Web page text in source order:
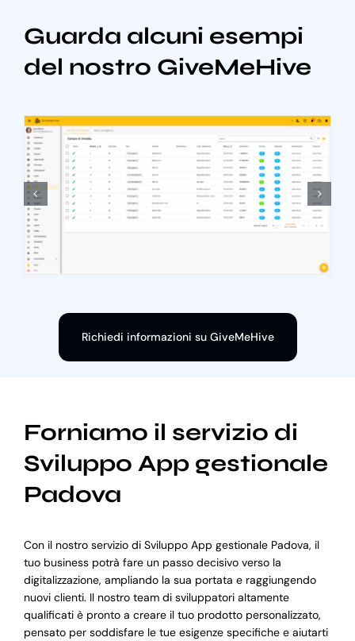
Guarda alcuni esempi
del nostro GiveMeHive
Richiedi informazioni su GiveMeHive
Forniamo il servizio di
Sviluppo App gestionale
Padova
Con il nostro servizio di Sviluppo App gestionale Padova, il
tuo business potrà fare un passo decisivo verso la
digitalizzazione, ampliando la sua portata e raggiungendo
nuovi clienti. Il nostro team di sviluppatori altamente
qualificati è pronto a creare il tuo prodotto personalizzato,
pensato per soddisfare le tue esigenze specifiche e aiutarti